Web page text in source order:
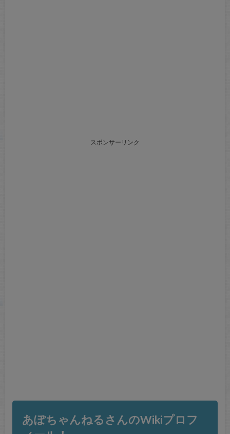
スポンサーリンク
あぽちゃんねるさんのWikiプロフ